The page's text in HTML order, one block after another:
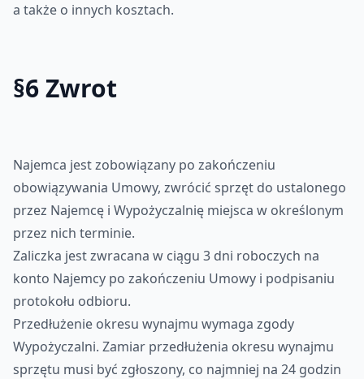
a także o innych kosztach.
§6 Zwrot
Najemca jest zobowiązany po zakończeniu
obowiązywania Umowy, zwrócić sprzęt do ustalonego
przez Najemcę i Wypożyczalnię miejsca w określonym
przez nich terminie.
Zaliczka jest zwracana w ciągu 3 dni roboczych na
konto Najemcy po zakończeniu Umowy i podpisaniu
protokołu odbioru.
Przedłużenie okresu wynajmu wymaga zgody
Wypożyczalni. Zamiar przedłużenia okresu wynajmu
sprzętu musi być zgłoszony, co najmniej na 24 godzin